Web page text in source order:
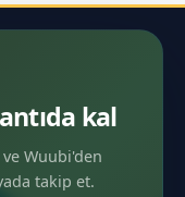
kal
Wuubi'den
takip et.